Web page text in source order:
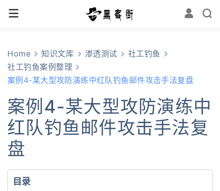
Home 知识文库 渗透测试
社工钓鱼
社工钓鱼案例整理
案例4-某大型攻防演练中红队钓鱼邮件攻击手法复盘
案例4-某大型攻防演练中
红队钓鱼邮件攻击手法复
盘
目录